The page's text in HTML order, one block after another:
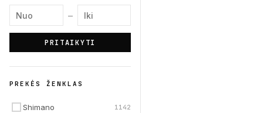
Minimali kaina – Maksimali kaina
PRITAIKYTI
PREKĖS ŽENKLAS
Shimano 1142